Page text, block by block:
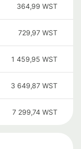
364,99 WST
729,97 WST
1 459,95 WST
3 649,87 WST
7 299,74 WST